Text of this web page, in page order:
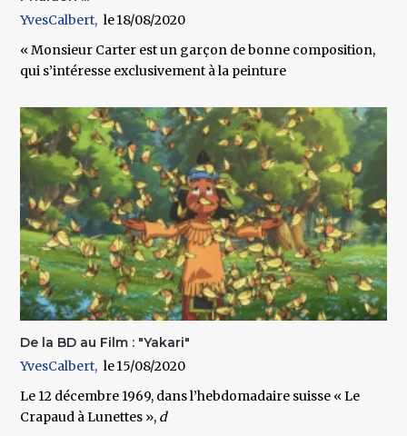
YvesCalbert
18/08/2020
« Monsieur Carter est un garçon de bonne composition,
qui s’intéresse exclusivement à la peinture
De la BD au Film : "Yakari"
YvesCalbert
15/08/2020
Le 12 décembre 1969, dans l’hebdomadaire suisse « Le
Crapaud à Lunettes », d